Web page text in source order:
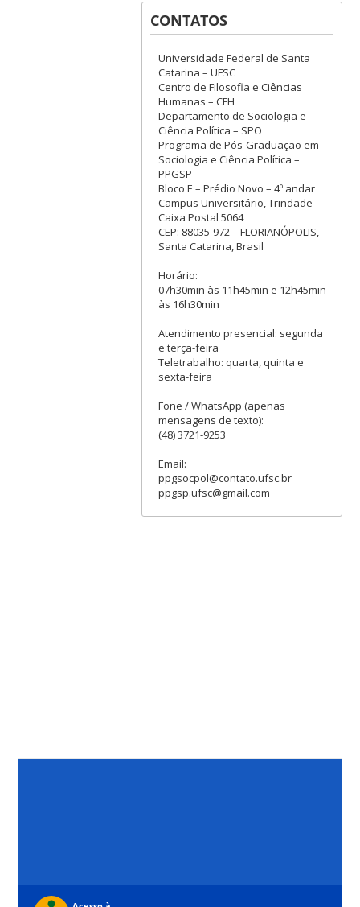
CONTATOS
Universidade Federal de Santa
Catarina – UFSC
Centro de Filosofia e Ciências
Humanas – CFH
Departamento de Sociologia e
Ciência Política – SPO
Programa de Pós-Graduação em
Sociologia e Ciência Política –
PPGSP
Bloco E – Prédio Novo – 4º andar
Campus Universitário, Trindade –
Caixa Postal 5064
CEP: 88035-972 – FLORIANÓPOLIS,
Santa Catarina, Brasil
Horário:
07h30min às 11h45min e 12h45min
às 16h30min
Atendimento presencial: segunda
e terça-feira
Teletrabalho: quarta, quinta e
sexta-feira
Fone / WhatsApp (apenas
mensagens de texto):
(48) 3721-9253
Email:
ppgsocpol@contato.ufsc.br
ppgsp.ufsc@gmail.com